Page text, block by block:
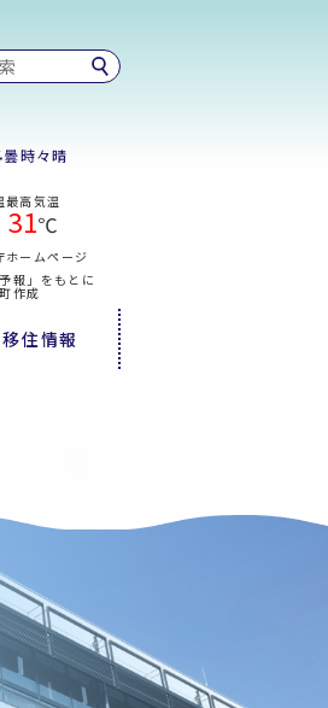
曇時々晴
最高気温
31℃
ホームページ
報」をもとに
作成
移住情報